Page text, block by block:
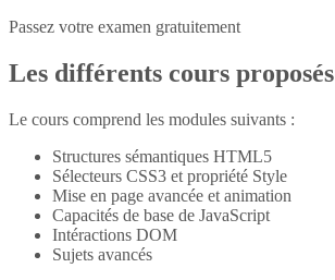
Passez votre examen gratuitement
Les différents cours proposés
Le cours comprend les modules suivants :
Structures sémantiques HTML5
Sélecteurs CSS3 et propriété Style
Mise en page avancée et animation
Capacités de base de JavaScript
Intéractions DOM
Sujets avancés